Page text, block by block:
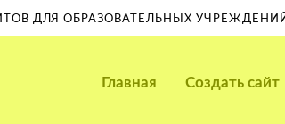
ДЛЯ ОБРАЗОВАТЕЛЬНЫХ
Главная Создать сайт